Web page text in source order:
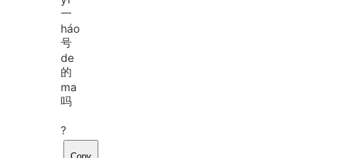
一
háo
号
de
的
ma
吗
?